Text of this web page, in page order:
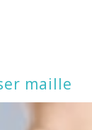
maille